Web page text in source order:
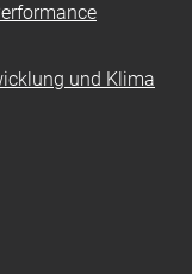
und Klima